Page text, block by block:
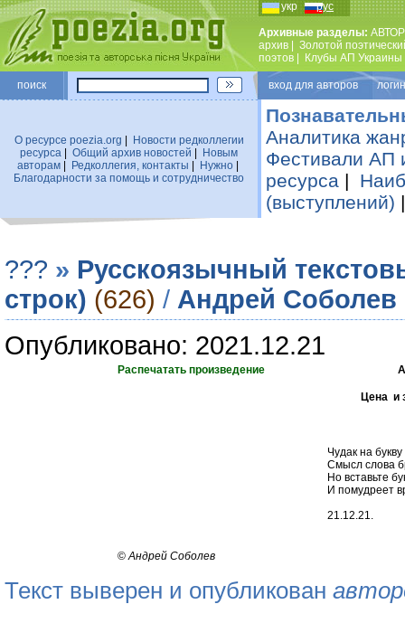
укр рус
Архивные разделы:
архив
Золотой
поэтов
Клубы АП Украины
поиск вход для авторов
О ресурсе poezia.org
Новости редколлегии
ресурса
Общий архив новостей
Новым
авторам| Редколлегия, контакты Нужно|
Благодарности за помощь и сотрудничество
Аналитика
Фестивали АП
ресурса |
(выступлений)
??? » Русскоязычный
строк) (626) / Андрей Соболев
Опубликовано: 2021.12.21
Распечатать произведение
Цена и
Чудак на
Смысл слова
Но вставьте
И помудреет
21.12.21.
©Андрей Соболев
Текст выверен и опубликован